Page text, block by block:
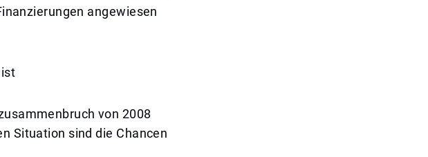
angewiesen
von 2008
Situation sind die Chancen